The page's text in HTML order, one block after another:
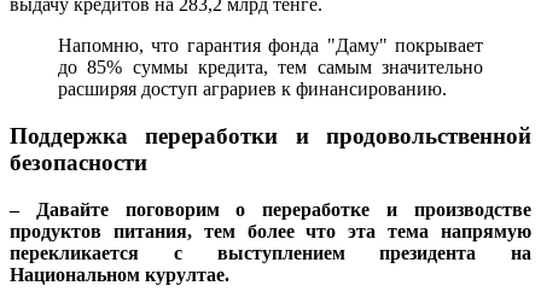
выдачу кредитов на 283,2 млрд тенге.
Напомню, что гарантия фонда "Даму" покрывает
до 85% суммы кредита, тем самым значительно
расширяя доступ аграриев к финансированию.
Поддержка переработки и продовольственной
безопасности
– Давайте поговорим о переработке и производстве
продуктов питания, тем более что эта тема напрямую
перекликается с выступлением президента на
Национальном курултае.